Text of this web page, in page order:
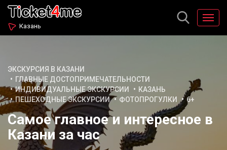
Казань
ЭКСКУРСИЯ В КАЗАНИ
ГЛАВНЫЕ ДОСТОПРИМЕЧАТЕЛЬНОСТИ
ИНДИВИДУАЛЬНЫЕ ЭКСКУРСИИ
КАЗАНЬ
ПЕШЕХОДНЫЕ ЭКСКУРСИИ
ФОТОПРОГУЛКИ 6+
Самое главное и интересное в
Казани за час